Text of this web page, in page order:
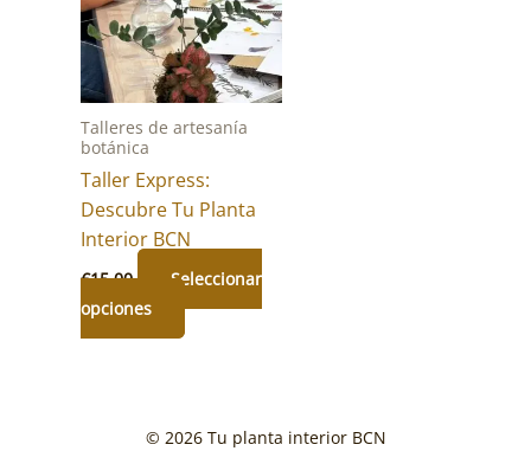
opciones
se
pueden
elegir
en
página
de
producto
Talleres de artesanía
botánica
Taller Express:
Descubre Tu Planta
Interior BCN
€15.00
Seleccionar
opciones
Este
producto
variantes.
© 2026 Tu planta interior BCN